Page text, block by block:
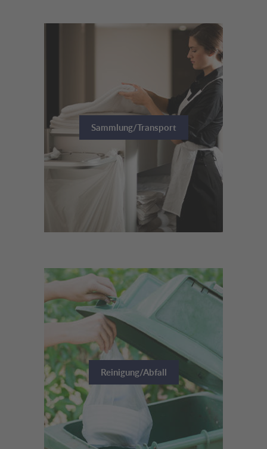
Sammlung/Transport
Reinigung/Abfall